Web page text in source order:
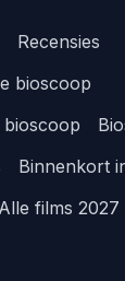
Recensies
bioscoop
bioscoop
Binnenkort
Alle films 2027